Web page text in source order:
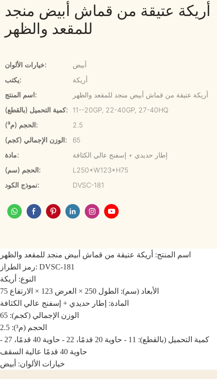
أريكة عتيقة من قماش أبيض منجد
للمقعد والظهر
خيارات الألوان:
أبيض
يكتب:
أريكة
اسم المنتج:
أريكة عتيقة من قماش أبيض منجد للمقعد والظهر
كمية التحميل (بالقطع):
11--20GP, 22-40GP, 27-40HQ
الحجم (م³):
2.5
الوزن الإجمالي (كجم):
65
مادة:
إطار حديدي + إسفنج عالي الكثافة
الحجم (سم):
L250*W123*H75
نموذج الكود:
DVSC-181
اسم المنتج: أريكة عتيقة من قماش أبيض منجد للمقعد والظهر
رمز الطراز: DVSC-181
النوع: أريكة
الأبعاد (سم): الطول 250 × العرض 123 × الارتفاع 75
المادة: إطار حديدي + إسفنج عالي الكثافة
الوزن الإجمالي (كجم): 65
الحجم (م³): 2.5
كمية التحميل (بالقطع): 11 - حاوية 20 قدمًا، 22 - حاوية 40 قدمًا، 27 -
حاوية 40 قدمًا عالية السقف
خيارات الألوان: أبيض